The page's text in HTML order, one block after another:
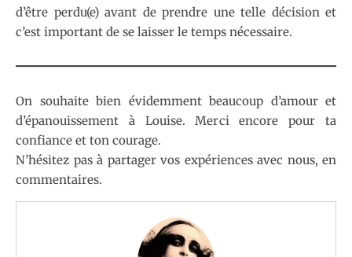
d’être perdu(e) avant de prendre une telle décision et
c’est important de se laisser le temps nécessaire.
On souhaite bien évidemment beaucoup d’amour et
d’épanouissement à Louise. Merci encore pour ta
confiance et ton courage.
N’hésitez pas à partager vos expériences avec nous, en
commentaires.